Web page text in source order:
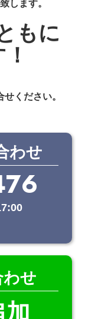
します。
もに
ください。
わせ
せ